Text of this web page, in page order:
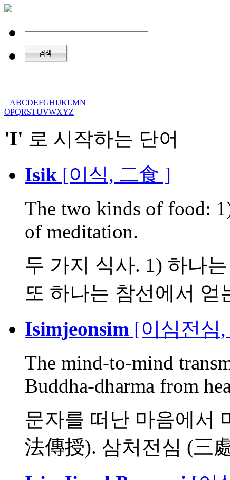
ABCDEFGHIJKLMN
OPQRSTUVWXYZ
'I' 로 시작하는 단어
Isik [이식, 二食 ]
The two kinds of food:
of meditation.
두 가지 식사. 1) 하나
또 하나는 참선에서 얻
Isimjeonsim [이심전심
The mind-to-mind
Buddha-dharma from
문자를 떠난 마음에서
法傳授). 삼처전심 (三